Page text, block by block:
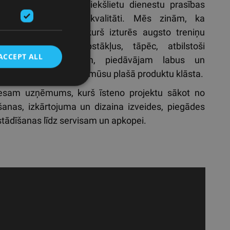
militāro un iekšlietu dienestu prasības
uz aprīkojuma kvalitāti. Mēs zinām, ka
jābūt tādam, kurš izturēs augsto treniņu
un īpašos apstākļus, tāpēc, atbilstoši
un budžetam, piedāvājam labus un
risinājumus no mūsu plašā produktu klāsta.
uzņēmums, kurš īsteno projektu sākot no
izkārtojuma un dizaina izveides, piegādes
līdz servisam un apkopei.
ALL